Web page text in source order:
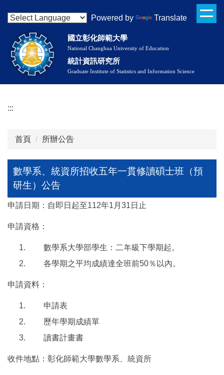
數學系、統資所招收五年一貫修讀碩士班（預研生）公告
到
內
Powered by Translate
國立彰化師範大學
National Changhua University of Education
統計資訊研究所
Graduate Institute of Statistics and Information Science
:::
首頁 所辦公告
數學系、統資所招收五年一貫修讀碩士班（預
研生）公告
申請日期：自即日起至112年1月31日止
申請資格：
數學系大學部學生：二年級下學期起。
各學期之平均成績達全班前50％以內。
申請資料：
申請表
歷年學期成績單
讀書計畫書
收件地點：彰化師範大學數學系、統資所